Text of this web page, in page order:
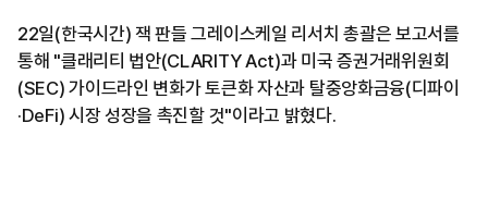
22일(한국시간) 잭 판들 그레이스케일 리서치 총괄은 보고서를
통해 "클래리티 법안(CLARITY Act)과 미국 증권거래위원회
(SEC) 가이드라인 변화가 토큰화 자산과 탈중앙화금융(디파이
·DeFi) 시장 성장을 촉진할 것"이라고 밝혔다.